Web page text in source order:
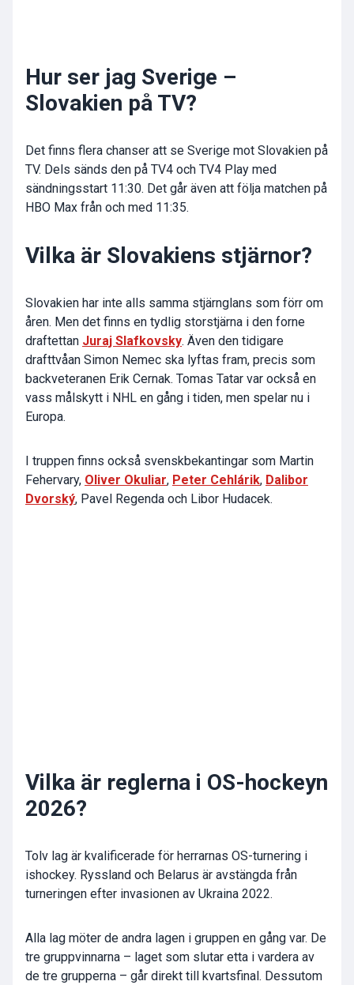
Hur ser jag Sverige –
Slovakien på TV?
Det finns flera chanser att se Sverige mot Slovakien på
TV. Dels sänds den på TV4 och TV4 Play med
sändningsstart 11:30. Det går även att följa matchen på
HBO Max från och med 11:35.
Vilka är Slovakiens stjärnor?
Slovakien har inte alls samma stjärnglans som förr om
åren. Men det finns en tydlig storstjärna i den forne
draftettan Juraj Slafkovsky. Även den tidigare
drafttvåan Simon Nemec ska lyftas fram, precis som
backveteranen Erik Cernak. Tomas Tatar var också en
vass målskytt i NHL en gång i tiden, men spelar nu i
Europa.
I truppen finns också svenskbekantingar som Martin
Fehervary, Oliver Okuliar, Peter Cehlárik, Dalibor
Dvorský, Pavel Regenda och Libor Hudacek.
Vilka är reglerna i OS-hockeyn
2026?
Tolv lag är kvalificerade för herrarnas OS-turnering i
ishockey. Ryssland och Belarus är avstängda från
turneringen efter invasionen av Ukraina 2022.
Alla lag möter de andra lagen i gruppen en gång var. De
tre gruppvinnarna – laget som slutar etta i vardera av
de tre grupperna – går direkt till kvartsfinal. Dessutom